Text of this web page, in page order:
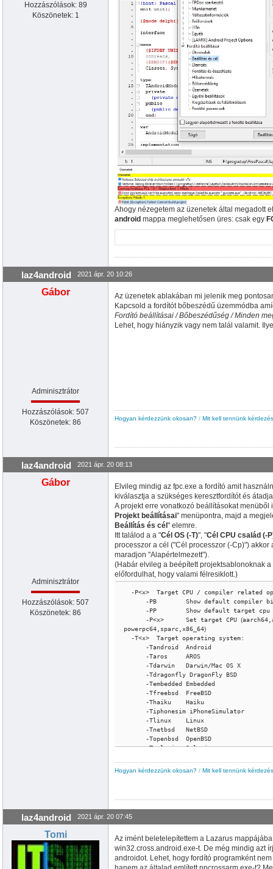
Hozzászólások: 89
Köszönetek: 1
Ahogy nézegetem az üzenetek által megadott
android mappa meglehetősen üres: csak egy
laz4android 2021 ápr. 20 10:26
Gábor
Adminisztrátor
Hozzászólások: 507
Köszönetek: 86
Az üzenetek ablakában mi jelenik meg
Kapcsold a fordítót bőbeszédű üzemmódba
Fordító beállításai / Bőbeszédűség / Minden
Lehet, hogy hiányzik vagy nem talál valamit.
Hogyan kérdezzünk okosan? / Mit kell tennünk
laz4android 2021 ápr. 20 08:13
Gábor
Adminisztrátor
Hozzászólások: 507
Köszönetek: 86
Elvileg mindig az fpc.exe a fordító amit
kiválasztja a szükséges keresztfordítót és
A projekt erre vonatkozó beállításokat
Projekt beállításai" menüpontra, majd a
Beállítás és cél" elemre.
Itt találod a a "Cél OS (-T)", "Cél CPU család (-
processzor a cél ("Cél processzor (-Cp)")
maradjon "Alapértelmezett").
(Habár elvileg a beépített projektsablonoknak
előfordulhat, hogy valami félresiklott.)
-P<x>  Target CPU / compiler related
-PB        Show default compiler
-PP        Show default target cpu
-P<x>      Set target CPU (
powerpc64,sparc,x86_64)
-T<x>  Target operating system:
-Tandroid  Android
-Taros     AROS
-Tdarwin   Darwin/Mac OS X
-Tdragonfly DragonFly BSD
-Tembedded Embedded
-Tfreebsd  FreeBSD
-Thaiku    Haiku
-Tiphonesim iPhoneSimulator
-Tlinux    Linux
-Tnetbsd   NetBSD
-Topenbsd  OpenBSD
-Tsolaris  Solaris
Hogyan kérdezzünk okosan? / Mit kell tennünk
laz4android 2021 ápr. 20 07:45
Tomi
Az imént beletelepítettem a Lazarus
win32.cross.android.exe-t. De még mindig azt
androidot. Lehet, hogy fordító programként